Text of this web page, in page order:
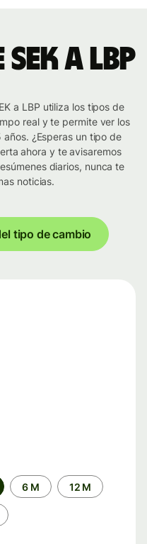
a LBP
a LBP utiliza los tipos de
real y te permite ver los
¿Esperas un tipo de
ahora y te avisaremos
diarios, nunca te
noticias.
tipo de cambio
6 M 12 M